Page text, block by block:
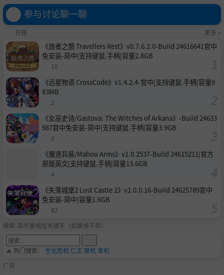
参与讨论聊一聊
日榜 更多 »
《旅者之憩 Travellers Rest》v0.7.6.2.0-Build 24616641官中
免安装-简中|支持键鼠.手柄|容量2.8GB
10
《远星物语 CrossCode》v1.4.2.4-官中|支持键鼠.手柄|容量9
83MB
2
《女巫史诗/Gastova: The Witches of Arkana》-Build 24633
987官中免安装-简中|支持键鼠.手柄|容量3.9GB
0
《魔道兵装/Mahou Arms》v1.0.2537-Build 24615211|官方
原版英文|支持键鼠.手柄|容量13.6GB
4
《失落城堡2 Lost Castle 2》v1.0.0.16-Build 24625789官中
免安装-简中|容量1.6GB
82
搜索-请尽量缩短关键字（如果搜不到）
🔥 热门搜索： 生化危机仁王 联机单机
广告